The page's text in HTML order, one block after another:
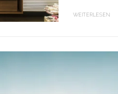
WEITERLESEN